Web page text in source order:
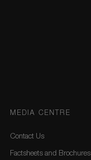
MEDIA CENTRE
Contact Us
Factsheets and Brochures